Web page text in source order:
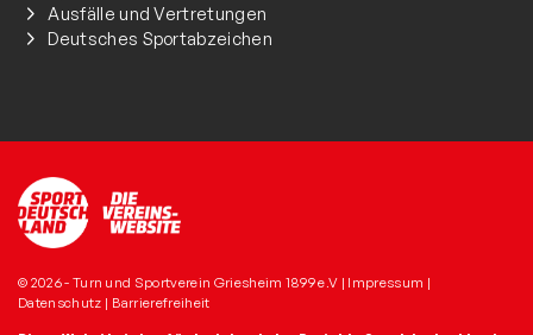
Ausfälle und Vertretungen
Deutsches Sportabzeichen
© 2026 - Turn und Sportverein Griesheim 1899 e.V | Impressum |
Datenschutz | Barrierefreiheit